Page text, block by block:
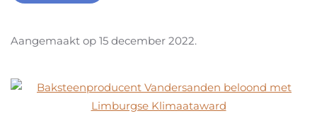
Aangemaakt op 15 december 2022.